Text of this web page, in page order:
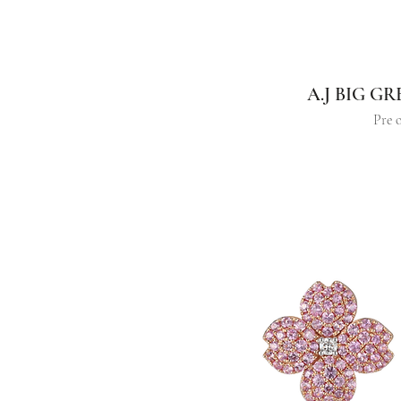
A.J BIG
Pre